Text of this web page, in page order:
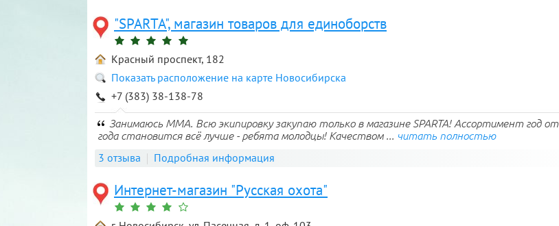
"SPARTA", магазин товаров для единоборств
Красный проспект, 182
Показать расположение на карте Новосибирска
+7 (383) 38-138-78
Занимаюсь ММА. Всю экипировку закупаю только в магазине SPARTA! Ассортимент год от
года становится всё лучше - ребята молодцы! Качеством ... читать полностью
3 отзыва Подробная информация
Интернет-магазин "Русская охота"